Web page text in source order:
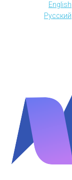
English
Русский